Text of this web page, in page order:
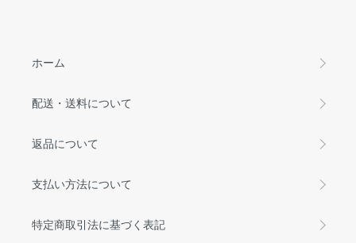
ホーム
配送・送料について
返品について
支払い方法について
特定商取引法に基づく表記